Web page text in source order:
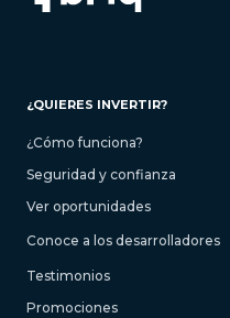
¿QUIERES INVERTIR?
¿Cómo funciona?
Seguridad y confianza
Ver oportunidades
Conoce a los desarrolladores
Testimonios
Promociones